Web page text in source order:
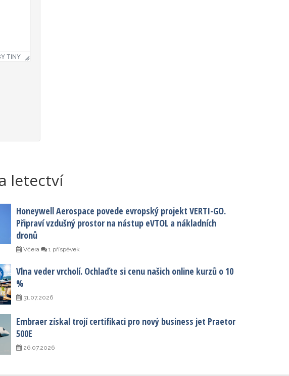
TINY
letectví
Honeywell Aerospace povede evropský projekt VERTI-GO.
Připraví vzdušný prostor na nástup eVTOL a nákladních
dronů
Včera 1 příspěvek
Vlna veder vrcholí. Ochlaďte si cenu našich online kurzů o 10
%
31.07.2026
Embraer získal trojí certifikaci pro nový business jet Praetor
500E
26.07.2026